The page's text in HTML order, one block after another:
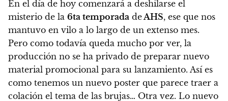
En el día de hoy comenzará a deshilarse el
misterio de la 6ta temporada de AHS, ese que nos
mantuvo en vilo a lo largo de un extenso mes.
Pero como todavía queda mucho por ver, la
producción no se ha privado de preparar nuevo
material promocional para su lanzamiento. Así es
como tenemos un nuevo poster que parece traer a
colación el tema de las brujas… Otra vez. Lo nuevo